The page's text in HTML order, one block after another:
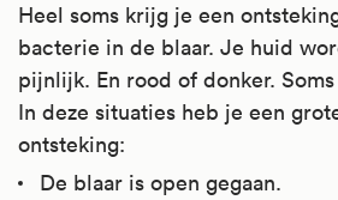
Heel soms krijg je een
bacterie in de blaar. Je huid
pijnlijk. En rood of donker.
In deze situaties heb je een
ontsteking:
De blaar is open gegaan.